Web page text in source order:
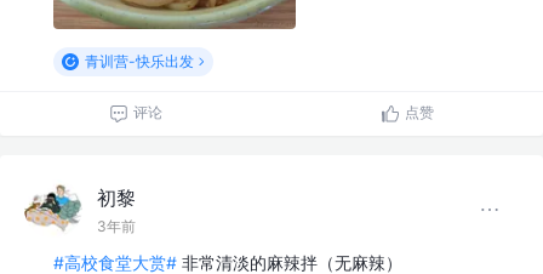
青训营-快乐出发
评论 点赞
初黎
3年前
#高校食堂大赏# 非常清淡的麻辣拌（无麻辣）